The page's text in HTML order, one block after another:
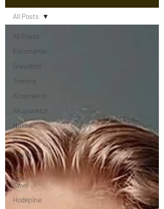
All Posts
Fotsmerter
Graviditet
Trening
Kiropraktor
Akupunktur
Nakke
Rygg
Bekken
søvn
Søvn
Hodepine
All Posts